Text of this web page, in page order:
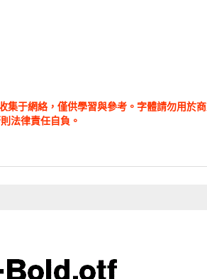
集于網絡，僅供學習與參考。字體請勿用於
法律責任自負。